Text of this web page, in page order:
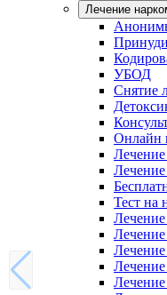
Лечение
УБОД
Снятие
Онлайн
Лечение
Тест на
Лечение
Лечение
Лечение
Лечение